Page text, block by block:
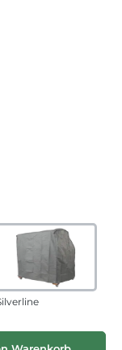
benutze die